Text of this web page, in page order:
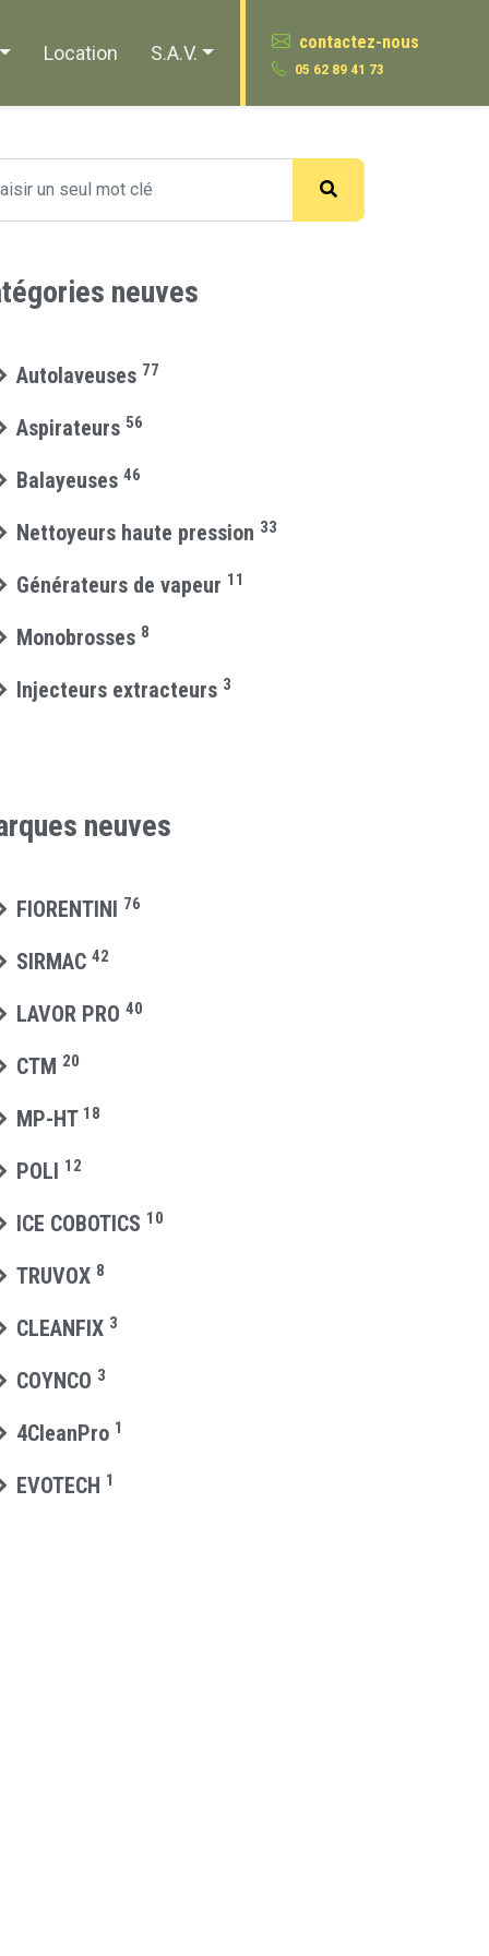
Location S.A.V. contactez-nous
05 62 89 41 73
neuves
Autolaveuses 77
Aspirateurs 56
Balayeuses 46
Nettoyeurs haute pression 33
Générateurs de vapeur 11
Monobrosses 8
Injecteurs extracteurs 3
neuves
FIORENTINI 76
SIRMAC 42
LAVOR PRO 40
CTM 20
MP-HT 18
POLI 12
ICE COBOTICS 10
TRUVOX 8
CLEANFIX 3
COYNCO 3
4CleanPro 1
EVOTECH 1